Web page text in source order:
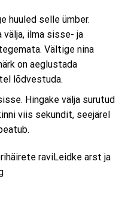
huuled selle ümber.
välja, ilma sisse- ja
Vältige nina
on aeglustada
lõdvestuda.
Hingake välja surutud
viis sekundit, seejärel
raviLeidke arst ja